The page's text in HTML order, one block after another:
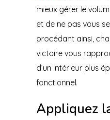
mieux gérer le
et de ne pas vous
procédant ainsi,
victoire vous
d’un intérieur plus
fonctionnel.
Appliquez